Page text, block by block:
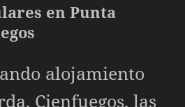
en Punta
alojamiento
Cienfuegos, las